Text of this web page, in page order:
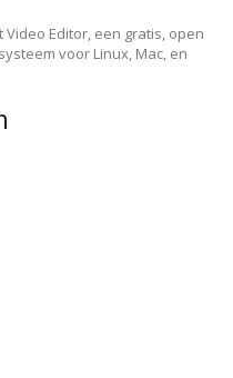
Editor, een gratis, open
voor Linux, Mac, en